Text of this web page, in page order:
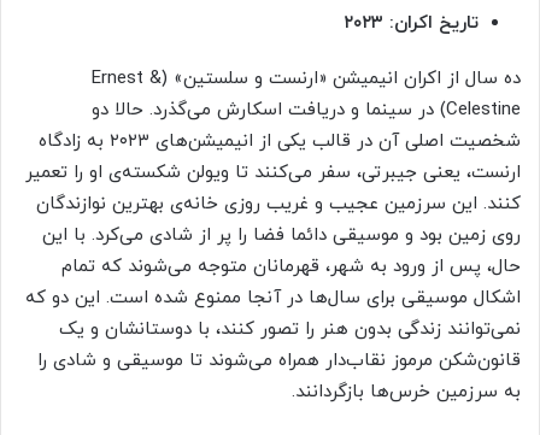
تاریخ اکران: ۲۰۲۳
ده سال از اکران انیمیشن «ارنست و سلستین» (Ernest &
Celestine) در سینما و دریافت اسکارش می‌گذرد. حالا دو
شخصیت اصلی آن در قالب یکی از انیمیشن‌های ۲۰۲۳ به زادگاه
ارنست، یعنی جیبرتی، سفر می‌کنند تا ویولن شکسته‌ی او را تعمیر
کنند. این سرزمین عجیب و غریب روزی خانه‌ی بهترین نوازندگان
روی زمین بود و موسیقی دائما فضا را پر از شادی می‌کرد. با این
حال، پس از ورود به شهر، قهرمانان متوجه می‌شوند که تمام
اشکال موسیقی برای سال‌ها در آنجا ممنوع شده است. این دو که
نمی‌توانند زندگی بدون هنر را تصور کنند، با دوستانشان و یک
قانون‌شکن مرموز نقاب‌دار همراه می‌شوند تا موسیقی و شادی را
به سرزمین خرس‌ها بازگردانند.